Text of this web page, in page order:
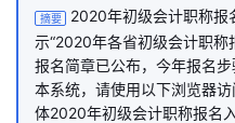
摘要
2020年初级会计职称报
示“2020年各省初级会计职称
报名简章已公布，今年报名
本系统，请使用以下浏览器
体2020年初级会计职称报名入